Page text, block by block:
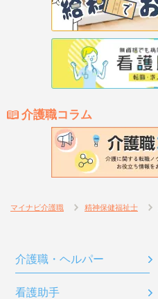
介護職コラム
マイナビ介護職 精神保健福祉士
介護職・ヘルパー
看護助手